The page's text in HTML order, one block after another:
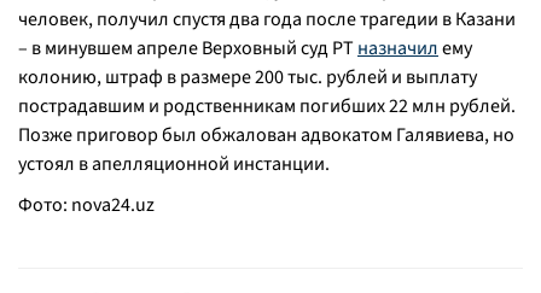
человек, получил спустя два года после трагедии в Казани
– в минувшем апреле Верховный суд РТ назначилему
колонию, штраф в размере 200 тыс. рублей и выплату
пострадавшим и родственникам погибших 22 млн рублей.
Позже приговор был обжалован адвокатом Галявиева, но
устоял в апелляционной инстанции.
Фото: nova24.uz